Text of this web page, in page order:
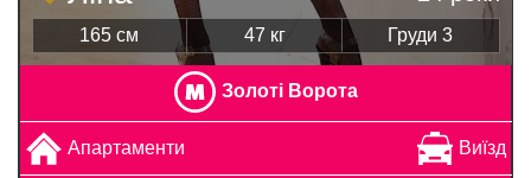
165 см 47 кг Груди 3
Золоті Ворота
Апартаменти Виїзд